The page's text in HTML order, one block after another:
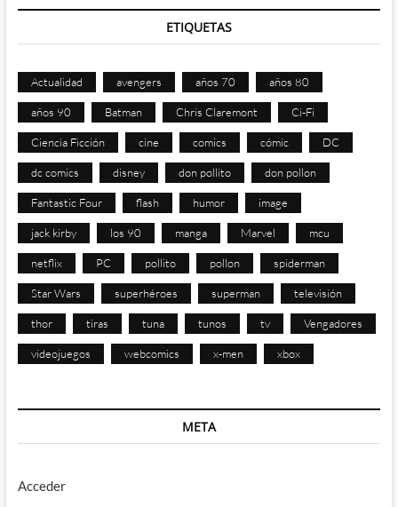
ETIQUETAS
Actualidad avengers años 70 años 80
años 90 Batman Chris Claremont Ci-Fi
Ciencia Ficción cine comics cómic DC
dc comics disney don pollito don pollon
Fantastic Four flash humor image
jack kirby los 90 manga Marvel mcu
netflix PC pollito pollon spiderman
Star Wars superhéroes superman televisión
thor tiras tuna tunos tv Vengadores
videojuegos webcomics x-men xbox
META
Acceder